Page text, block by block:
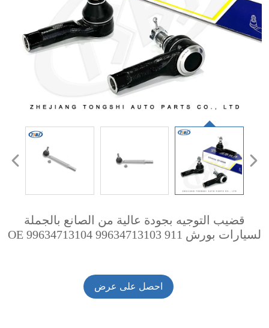
قضيب التوجيه بجودة عالية من الصانع بالجملة
لسيارات بورش 911 OE 99634713104 99634713103
احصل على عرض